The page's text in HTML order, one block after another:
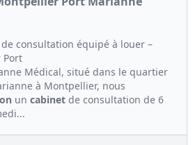
de consultation équipé à louer –
Port
Médical, situé dans le quartier
à Montpellier, nous
un cabinet de consultation de 6